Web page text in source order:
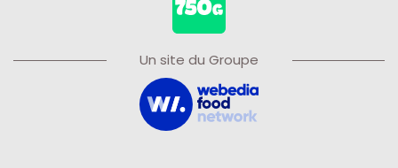
Un site du Groupe